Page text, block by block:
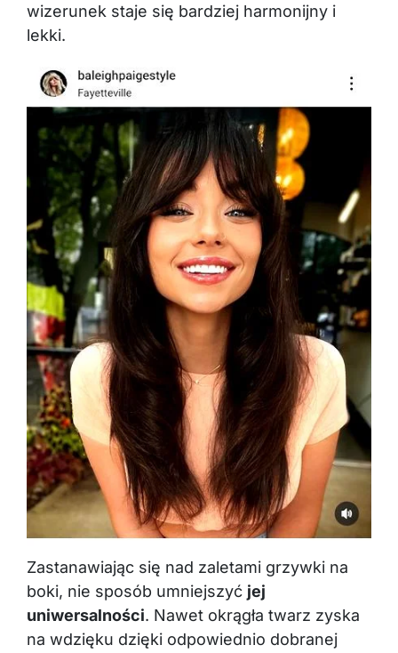
wizerunek staje się bardziej harmonijny i
lekki.
Zastanawiając się nad zaletami grzywki na
boki, nie sposób umniejszyć jej
uniwersalności. Nawet okrągła twarz zyska
na wdzięku dzięki odpowiednio dobranej